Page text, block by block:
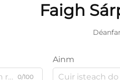
Faigh
0/100
Ainm